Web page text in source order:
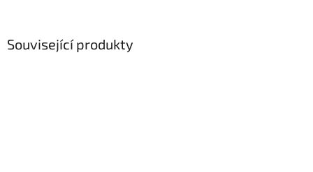
Související produkty